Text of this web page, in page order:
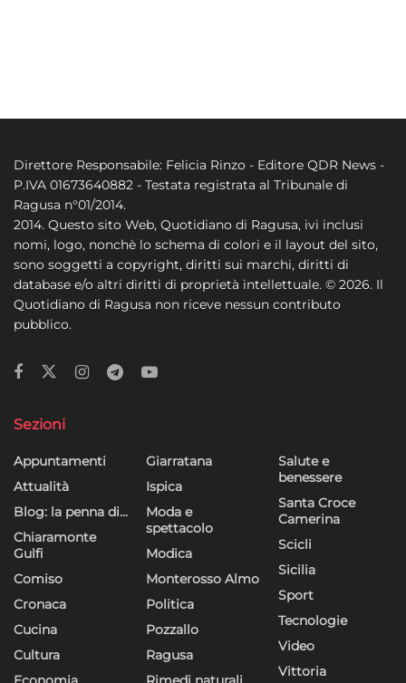
Direttore Responsabile: Felicia Rinzo - Editore QDR News -
P.IVA 01673640882 - Testata registrata al Tribunale di
Ragusa n°01/2014.
2014. Questo sito Web, Quotidiano di Ragusa, ivi inclusi
nomi, logo, nonchè lo schema di colori e il layout del sito,
sono soggetti a copyright, diritti sui marchi, diritti di
database e/o altri diritti di proprietà intellettuale. © 2026. Il
Quotidiano di Ragusa non riceve nessun contributo
pubblico.
Sezioni
Appuntamenti
Attualità
Blog: la penna di…
Chiaramonte
Gulfi
Comiso
Cronaca
Cucina
Cultura
Giarratana
Ispica
Moda e
spettacolo
Modica
Monterosso Almo
Politica
Pozzallo
Ragusa
Salute e
benessere
Santa Croce
Camerina
Scicli
Sicilia
Sport
Tecnologie
Video
Vittoria